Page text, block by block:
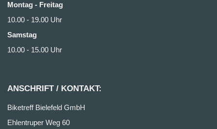
Montag - Freitag
10.00 - 19.00 Uhr
Samstag
10.00 - 15.00 Uhr
ANSCHRIFT / KONTAKT:
Biketreff Bielefeld GmbH
Ehlentruper Weg 60